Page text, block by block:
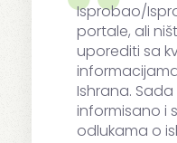
Isprobao/
portale, ali
uporediti sa
Ishrana.
informisano i
odlukama o